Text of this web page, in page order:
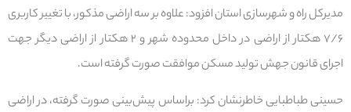
مدیرکل راه و شهرسازی استان افزود: علاوه بر سه اراضی مذکور، با تغییر کاربری
۷/۶ هکتار از اراضی در داخل محدوده شهر و ۲ هکتار از اراضی دیگر جهت
اجرای قانون جهش تولید مسکن موافقت صورت گرفته است.
حسینی طباطبایی خاطرنشان کرد: براساس پیش‌بینی صورت گرفته، در اراضی